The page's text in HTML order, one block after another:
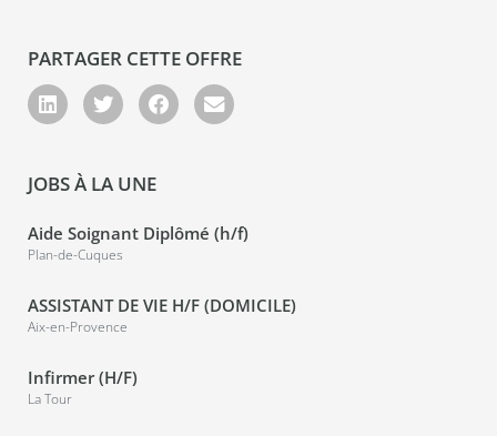
PARTAGER CETTE OFFRE
JOBS À LA UNE
Aide Soignant Diplômé (h/f)
Plan-de-Cuques
ASSISTANT DE VIE H/F (DOMICILE)
Aix-en-Provence
Infirmer (H/F)
La Tour